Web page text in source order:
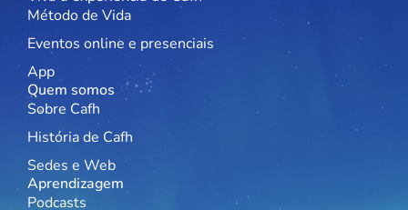
Método de Vida
Eventos online e presenciais
App
Quem somos
Sobre Cafh
História de Cafh
Sedes e Web
Aprendizagem
Podcasts